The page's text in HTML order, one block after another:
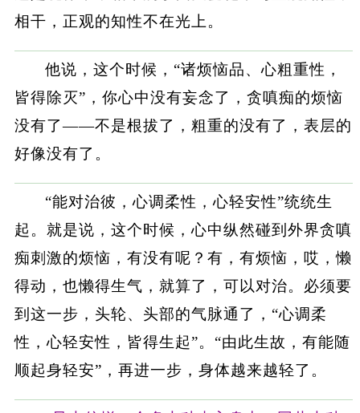
相干，正观的知性不在光上。
他说，这个时候，“诸烦恼品、心粗重性，
皆得除灭”，你心中没有妄念了，贪嗔痴的烦恼
没有了——不是根拔了，粗重的没有了，表层的
好像没有了。
“能对治彼，心调柔性，心轻安性”统统生
起。就是说，这个时候，心中纵然碰到外界贪嗔
痴刺激的烦恼，有没有呢？有，有烦恼，哎，懒
得动，也懒得生气，就算了，可以对治。必须要
到这一步，头轮、头部的气脉通了，“心调柔
性，心轻安性，皆得生起”。“由此生故，有能随
顺起身轻安”，再进一步，身体越来越轻了。